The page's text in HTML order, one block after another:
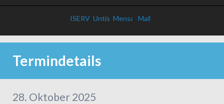
ISERV Untis Mensa Mail
Termindetails
28. Oktober 2025